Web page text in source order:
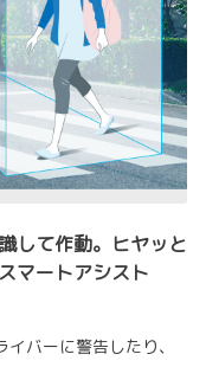
して作動。ヒヤッと
マートアシスト
バーに警告したり、